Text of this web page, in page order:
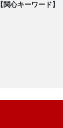
【関心キーワード】